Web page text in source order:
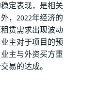
定表现，是相关
，2022年经济的
赁需求出现波动
主对于项目的预
主与外资买方重
易的达成。